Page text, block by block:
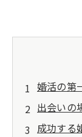
婚活の第
出会いの
成功する